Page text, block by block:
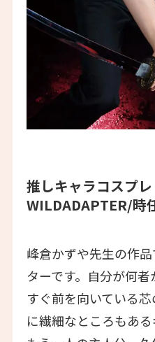
推しキャラコスプレ
WILDADAPTER/時
峰倉かずや先生の作
ターです。自分が何
すぐ前を向いている
に繊細なところもある